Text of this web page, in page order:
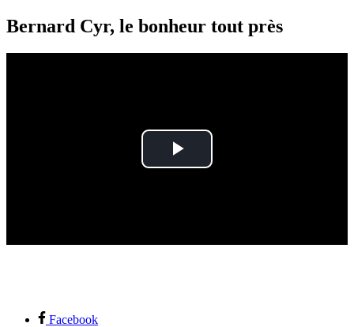
Bernard Cyr, le bonheur tout près
Play
Facebook